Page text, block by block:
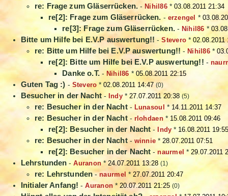
re: Frage zum Gläserrücken. - Nihil86* 03.08.2011 21:34
re[2]: Frage zum Gläserrücken. - erzengel *
re[3]: Frage zum Gläserrücken.- Nihil86 *
Bitte um Hilfe bei E.V.P auswertung!! -Stevero *02.08.2011
re: Bitte um Hilfe bei E.V.P auswertung!! - Nihil86*
re[2]: Bitte um Hilfe bei E.V.P auswertung!! -
Danke o.T.- Nihil86*05.08.2011 22:15
Guten Tag :) - Stevero *02.08.2011 14:47 (0)
Besucher in der Nacht- Indy* 27.07.2011 20:38 (5)
re: Besucher in der Nacht- Lunasoul * 14.11.2011 14:37
re: Besucher in der Nacht- rlohdaen* 15.08.2011 09:46
re[2]: Besucher in der Nacht - Indy* 16.08.2011
re: Besucher in der Nacht- winnie *28.07.2011 07:51
re[2]: Besucher in der Nacht -naurmel *29.07.2011
Lehrstunden -Auranon*24.07.2011 13:28 (1)
re: Lehrstunden-naurmel *27.07.2011 20:47
Initialer Anfang! -Auranon *20.07.2011 21:25 (0)